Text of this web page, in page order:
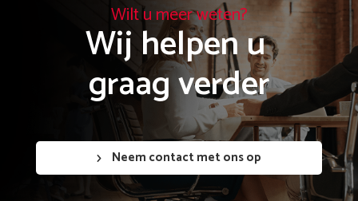
Wilt u meer weten?
Wij helpen u
graag verder
Neem contact met ons op